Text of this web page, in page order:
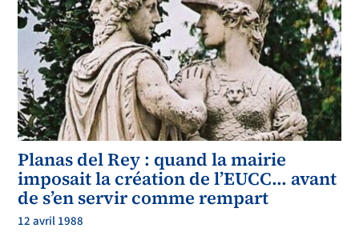
2.- Se constituye la presente Asociación Administrativa de Cooperación para el
impulso y tramitación de los instrumentos de gestión delPolígono de Actuación
urbanística (PAU) 4, Planes del Rei, delimitado por el Plan de Ordenación
Urbanística Municipal de Pratdip (en adelante, el “POUM”
) aprobado
definitivamente por resolución de la Consejerí a del Territori o y Sostenibilidad de
la Generalitat de Catalunya de
fecha
23 de julio de 2009, texto publicado en el
D.O.G.C. núm. 5563de 9 de febrero de 2010, a los efectos de su ejecutividad
de acuerdo con lo previsto en el artículo 123 del Decreto Legislativo 1/2010, de
3 de agosto, por el que se aprueba el Texto Refundido de la Ley de Urbanismo
de Cataluña (“Ley de Urbanismo”) y 196 del
Decreto 305/2006, de 18 de julio,
por el que se aprueba el Reglamento de la Ley de Urbanismo (“Reglamento de
la Ley de Urbanismo”) .
3.- La Asociación Administrativa de Cooperación se regirá por lo dispuesto en su
escritura fundacional y en los presentesEstatutos
que forman parte integrante
de la misma y, en defecto de éstos, por la Ley de Urbanismo y el Reglamento de
la Ley de Urbanismo y las disposiciones relativas al funcionamiento de los
jurídico de las administraciones públicas y del procedimiento administrativo
común y demásdisposiciones vigentes.
Artículo 2.
- Naturaleza
1.- La Asociación Administrativa de Cooperación, en su calidad de entidad
urbanística colaboradora, tendrá plena capacidad jurídica y de obrar,
jurídico administrativo y adquirirá personalidad jurídica desde su inscripción en
Planas del Rey : quand la mairie
imposait la création de l’EUCC… avant
de s’en servir comme rempart
12 avril 1988